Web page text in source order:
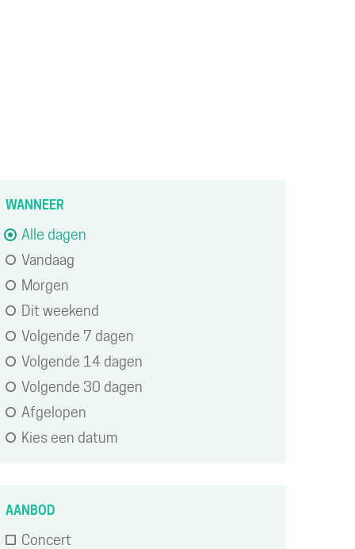
Verfijn of
wijzig
resultaten
Verfijn
of
wijzig
resultaten
WANNEER
Alle dagen
Vandaag
Morgen
Dit weekend
Volgende 7 dagen
Volgende 14 dagen
Volgende 30 dagen
Afgelopen
Kies een datum
AANBOD
Concert